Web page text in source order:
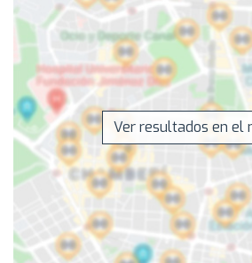
Ver resultados en el